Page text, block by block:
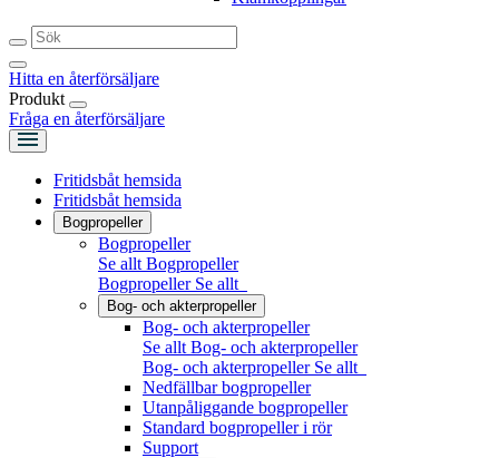
Hitta en återförsäljare
Produkt
Fråga en återförsäljare
Fritidsbåt hemsida
Fritidsbåt hemsida
Bogpropeller
Bogpropeller
Se allt Bogpropeller
Bogpropeller Se allt
Bog- och akterpropeller
Bog- och akterpropeller
Se allt Bog- och akterpropeller
Bog- och akterpropeller Se allt
Nedfällbar bogpropeller
Utanpåliggande bogpropeller
Standard bogpropeller i rör
Support